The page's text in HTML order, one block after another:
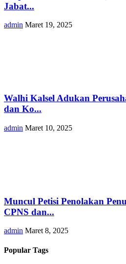
Jabat...
admin Maret 19, 2025
Walhi Kalsel Adukan
dan Ko...
admin Maret 10, 2025
Muncul Petisi Penolakan
CPNS dan...
admin Maret 8, 2025
Popular Tags